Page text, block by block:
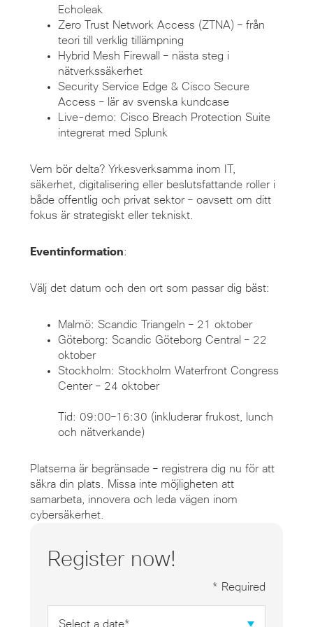
Echoleak
Zero Trust Network Access (ZTNA) – från
teori till verklig tillämpning
Hybrid Mesh Firewall – nästa steg i
nätverkssäkerhet
Security Service Edge & Cisco Secure
Access – lär av svenska kundcase
Live-demo: Cisco Breach Protection Suite
integrerat med Splunk
Vem bör delta? Yrkesverksamma inom IT,
säkerhet, digitalisering eller beslutsfattande roller i
både offentlig och privat sektor – oavsett om ditt
fokus är strategiskt eller tekniskt.
Eventinformation:
Välj det datum och den ort som passar dig bäst:
Malmö: Scandic Triangeln – 21 oktober
Göteborg: Scandic Göteborg Central – 22
oktober
Stockholm: Stockholm Waterfront Congress
Center – 24 oktober
Tid: 09:00–16:30 (inkluderar frukost, lunch
och nätverkande)
Platserna är begränsade – registrera dig nu för att
säkra din plats. Missa inte möjligheten att
samarbeta, innovera och leda vägen inom
cybersäkerhet.
Register now!
* Required